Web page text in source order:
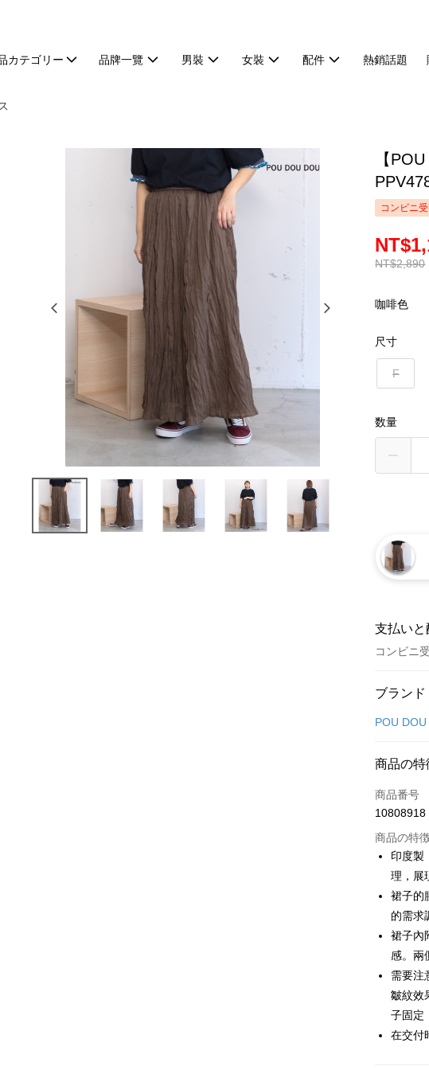
カテゴリー 品牌一覽 男裝 女裝 配件 熱銷話題
【
コンビニ
NT$2,890
咖啡色
尺寸
F
数量
支払い
コンビニ
お支払
クレジッ
Apple Pay
JKOPAY
OP Pay
説明
【OP
追加の申
2. 支払い
動的に
払いの回
す。
3. 実際の
AFTEE代
説明
一、
1.お支払
2.SMSで
3.注文す
ATM払い
配送方法
ブランド
POU
商品の特
商品番号
10808918
商品の特
印度製
理，展
裙子的
的需求
裙子內
感。兩
需要注
皺紋效
子固定
在交付